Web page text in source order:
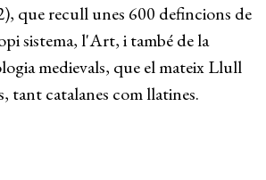
que recull unes 600 defincions de
sistema, l'Art, i també de la
medievals, que el mateix Llull
tant catalanes com llatines.